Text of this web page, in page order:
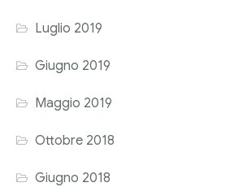
Luglio 2019
Giugno 2019
Maggio 2019
Ottobre 2018
Giugno 2018